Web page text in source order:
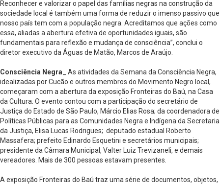
Reconhecer e valorizar o papel das famílias negras na construção da
sociedade local é também uma forma de reduzir o imenso passivo que
nosso país tem com a população negra. Acreditamos que ações como
essa, aliadas a abertura efetiva de oportunidades iguais, são
fundamentais para reflexão e mudança de consciência”, conclui o
diretor executivo da Águas de Matão, Marcos de Araújo.
Consciência Negra _ As atividades da Semana da Consciência Negra,
idealizadas por Cucão e outros membros do Movimento Negro local,
começaram com a abertura da exposição Fronteiras do Baú, na Casa
da Cultura. O evento contou com a participação do secretário de
Justiça do Estado de São Paulo, Márcio Elias Rosa; da coordenadora de
Políticas Públicas para as Comunidades Negra e Indígena da Secretaria
da Justiça, Elisa Lucas Rodrigues; deputado estadual Roberto
Massafera; prefeito Edinardo Esquetini e secretários municipais;
presidente da Câmara Municipal, Valter Luiz Trevizaneli, e demais
vereadores. Mais de 300 pessoas estavam presentes.
A exposição Fronteiras do Baú traz uma série de documentos, objetos,